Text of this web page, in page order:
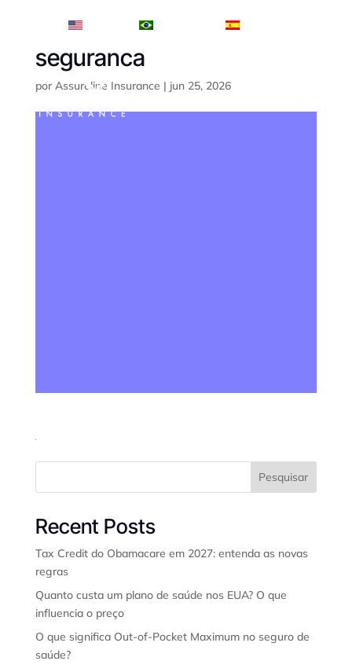
seguranca
por Assureline Insurance | jun 25, 2026
Pesquisar
Recent Posts
Tax Credit do Obamacare em 2027: entenda as novas
regras
Quanto custa um plano de saúde nos EUA? O que
influencia o preço
O que significa Out-of-Pocket Maximum no seguro de
saúde?